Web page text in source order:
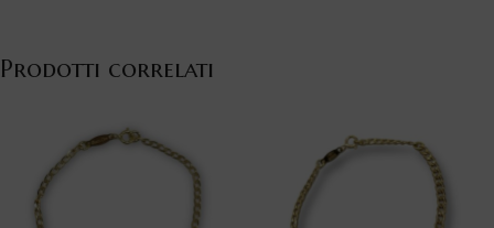
Prodotti correlati